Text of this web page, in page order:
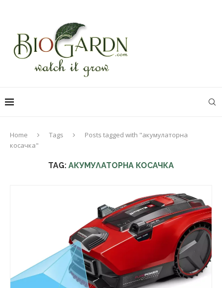
Home Tags
Posts tagged with "акумулаторна
косачка"
TAG: АКУМУЛАТОРНА КОСАЧКА